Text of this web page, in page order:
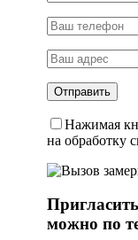
Нажимая
на обработку
можно по